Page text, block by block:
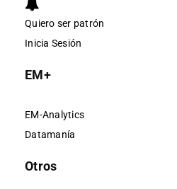
Quiero ser patrón
Inicia Sesión
EM+
EM-Analytics
Datamanía
Otros